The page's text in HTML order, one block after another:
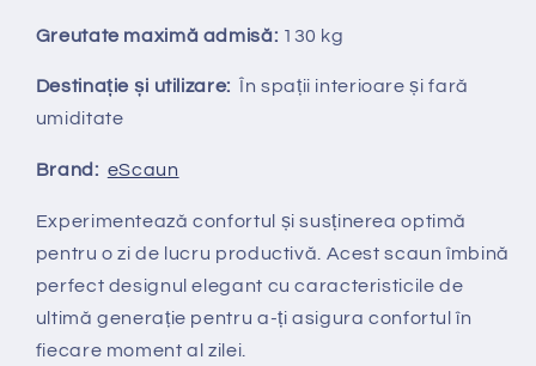
Greutate maximă admisă: 130 kg
Destinație și utilizare: În spații interioare și fară
umiditate
Brand: eScaun
Experimentează confortul și susținerea optimă
pentru o zi de lucru productivă. Acest scaun îmbină
perfect designul elegant cu caracteristicile de
ultimă generație pentru a-ți asigura confortul în
fiecare moment al zilei.